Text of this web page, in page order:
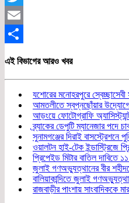
Twitter
Email
এই বিভাগের আরও খবর
যশোরের মনোহরপুরে
আমতলীতে স্বপ্নছোঁয়ার
আড়ংয়ে ফোটোগ্রাফি
ব্র্যাকের ডেপুটি ম্যানেজার পদে
সুনামগঞ্জের দিরাই
ওয়ালটন হাই-টেক ইন্ডাস্ট্রিজে
প্রিপেইড মিটার বাতিল দাবিতে
জুলাই গণঅভ্যুত্থানের বীর
বালিয়াকান্দিতে জুলাই
রাজবাড়ীর পাংশায় সাংবাদিককে